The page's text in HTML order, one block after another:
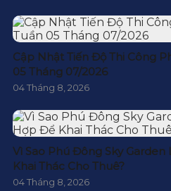
Cập Nhật Tiến Độ Thi Công
05 Tháng 07/2026
04 Tháng 8, 2026
Vì Sao Phú Đông Sky
Khai Thác Cho Thuê?
04 Tháng 8, 2026